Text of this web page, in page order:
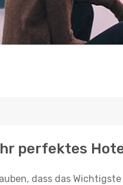
perfektes
dass das